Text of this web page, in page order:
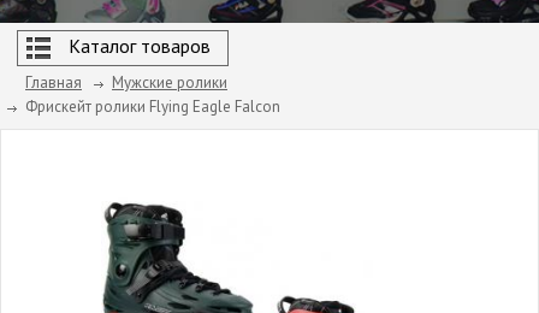
Каталог товаров
Главная
Мужские ролики
Фрискейт ролики Flying Eagle Falcon